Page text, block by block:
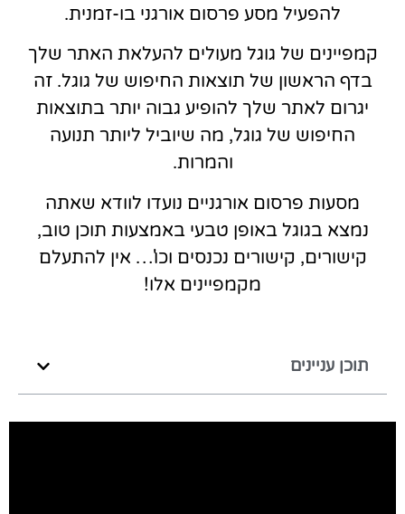
להפעיל מסע פרסום אורגני בו-זמנית.
קמפיינים של גוגל מעולים להעלאת האתר שלך
בדף הראשון של תוצאות החיפוש של גוגל. זה
יגרום לאתר שלך להופיע גבוה יותר בתוצאות
החיפוש של גוגל, מה שיוביל ליותר תנועה
והמרות.
מסעות פרסום אורגניים נועדו לוודא שאתה
נמצא בגוגל באופן טבעי באמצעות תוכן טוב,
קישורים, קישורים נכנסים וכו'… אין להתעלם
מקמפיינים אלו!
תוכן עניינים